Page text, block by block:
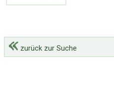
zurück zur Suche